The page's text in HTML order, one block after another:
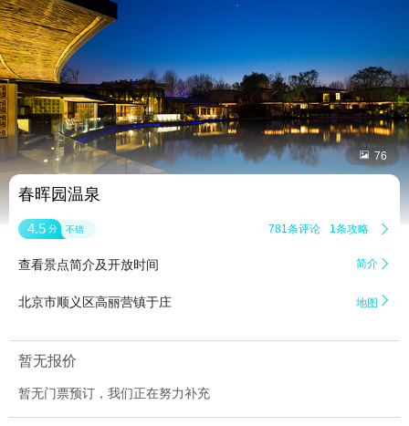
 76
春晖园温泉
4.5 分 不错 781条评论 1条攻略 
查看景点简介及开放时间 简介 
北京市顺义区高丽营镇于庄 地图 
暂无报价
暂无门票预订，我们正在努力补充
